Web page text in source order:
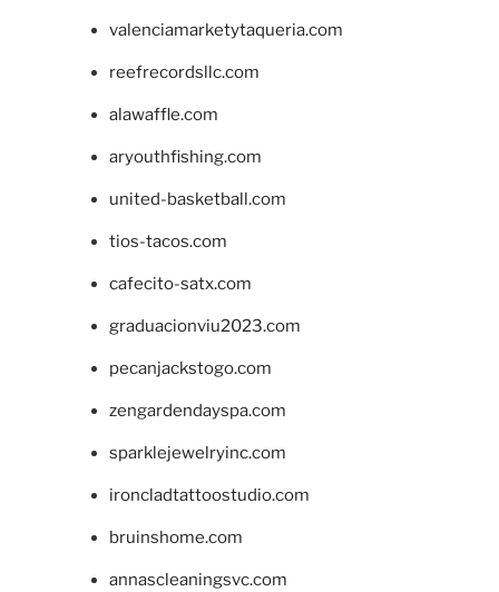
valenciamarketytaqueria.com
reefrecordsllc.com
alawaffle.com
aryouthfishing.com
united-basketball.com
tios-tacos.com
cafecito-satx.com
graduacionviu2023.com
pecanjackstogo.com
zengardendayspa.com
sparklejewelryinc.com
ironcladtattoostudio.com
bruinshome.com
annascleaningsvc.com